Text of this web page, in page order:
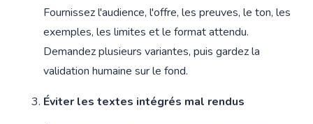
Fournissez l'audience, l'offre, les preuves, le ton, les
exemples, les limites et le format attendu.
Demandez plusieurs variantes, puis gardez la
validation humaine sur le fond.
Éviter les textes intégrés mal rendus